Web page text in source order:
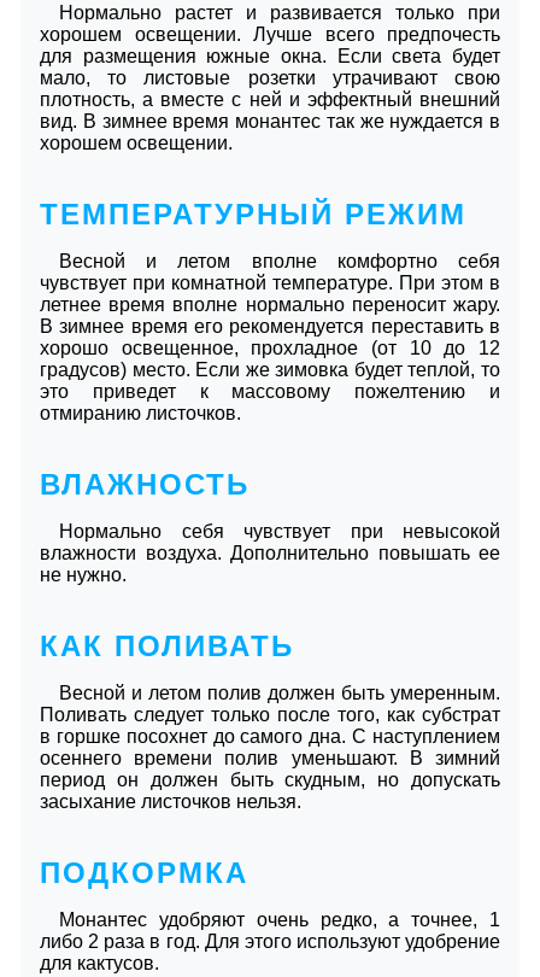
Нормально растет и развивается только при
хорошем освещении. Лучше всего предпочесть
для размещения южные окна. Если света будет
мало, то листовые розетки утрачивают свою
плотность, а вместе с ней и эффектный внешний
вид. В зимнее время монантес так же нуждается в
хорошем освещении.
ТЕМПЕРАТУРНЫЙ РЕЖИМ
Весной и летом вполне комфортно себя
чувствует при комнатной температуре. При этом в
летнее время вполне нормально переносит жару.
В зимнее время его рекомендуется переставить в
хорошо освещенное, прохладное (от 10 до 12
градусов) место. Если же зимовка будет теплой, то
это приведет к массовому пожелтению и
отмиранию листочков.
ВЛАЖНОСТЬ
Нормально себя чувствует при невысокой
влажности воздуха. Дополнительно повышать ее
не нужно.
КАК ПОЛИВАТЬ
Весной и летом полив должен быть умеренным.
Поливать следует только после того, как субстрат
в горшке посохнет до самого дна. С наступлением
осеннего времени полив уменьшают. В зимний
период он должен быть скудным, но допускать
засыхание листочков нельзя.
ПОДКОРМКА
Монантес удобряют очень редко, а точнее, 1
либо 2 раза в год. Для этого используют удобрение
для кактусов.